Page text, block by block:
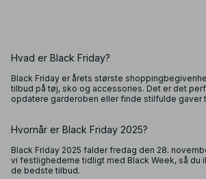
Hvad er Black Friday?
Black Friday er årets største
tilbud på tøj, sko og accessories. Det er det
opdatere garderoben eller finde stilfulde gaver
Hvornår er Black Friday 2025?
Black Friday 2025 falder fredag den 28.
vi festlighederne tidligt med Black Week, så du
de bedste tilbud.